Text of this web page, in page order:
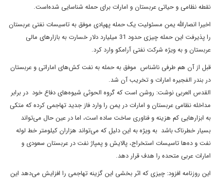
نقطه نظامی و حیاتی عربستان و امارات برای حمله شناسایی شده‌است.
اخیرا انصارالله یمن مسئولیت یک حمله پهپادی موفق به تاسیسات نفتی عربستان
را پذیرفت این حمله چیزی حدود 31 میلیارد دلار خسارت به بازارهای مالی
عربستان و به ویژه شرکت نفتی آرامکو وارد کرد.
قبل از آن هم طرفی ناشناس موفق به حمله به نفت کش‌های اماراتی و عربستان
در بندر الفجیره امارات و تخریب آن شد.
القدس العربی نوشت: روشن است که گروه الحوثی شیوه‌های دفاع خود در برابر
مداخله نظامی عربستان و امارات در یمن را وارد فاز جدید تهاجمی کرده که متکی
به ابزارهایی کم هزینه و فناوری ساخت ساده است، اما در عین حال می‌تواند
بسیار خطرناک باشد به ویژه به این دلیل که می‌تواند هزاران کیلومتر خط لوله
نفت و ده‌ها تاسیسات استخراج، پالایش و پمپاژ نفت در عربستان سعودی و
امارات عربی متحده را هدف قرار دهد.
این روزنامه افزود: چیزی که اثر بخشی این گزینه تهاجمی را افزایش می‌دهد این